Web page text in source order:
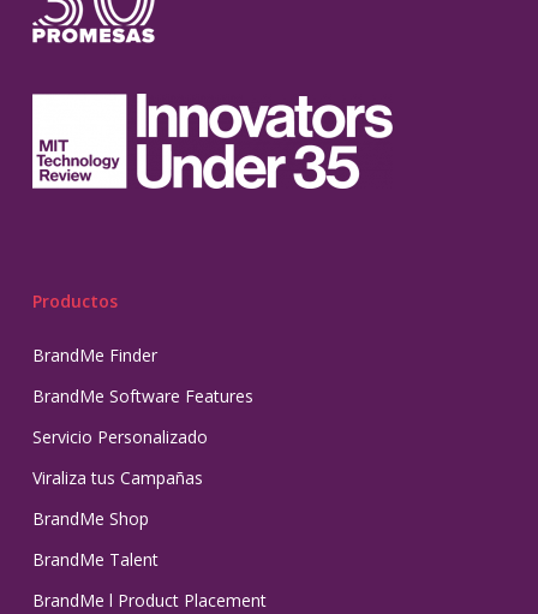
Productos
BrandMe Finder
BrandMe Software Features
Servicio Personalizado
Viraliza tus Campañas
BrandMe Shop
BrandMe Talent
BrandMe l Product Placement